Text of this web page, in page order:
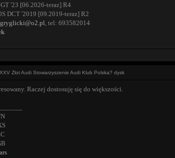
'23 [06.2026-teraz] R4
DCT '2019 [09.2019-teraz] R2
, tel: 693582014
Zlot Audi Stowarzyszenie Audi Klub Polska? dysk
Raczej dostosuję się do większości.
ars